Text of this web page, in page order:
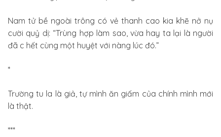
Nam tử bề ngoài trông có vẻ thanh cao kia khẽ nở nụ
cười quỷ dị: “Trùng hợp làm sao, vừa hay ta lại là người
đã c hết cùng một huyệt với nàng lúc đó.”
*
Trường tu la là giả, tự mình ăn giấm của chính mình mới
là thật.
***